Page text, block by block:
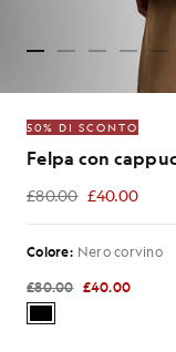
50% DI SCONTO
Felpa con
£80.00 £40.00
£40.00
Colore: Nero corvino
£80.00 £40.00